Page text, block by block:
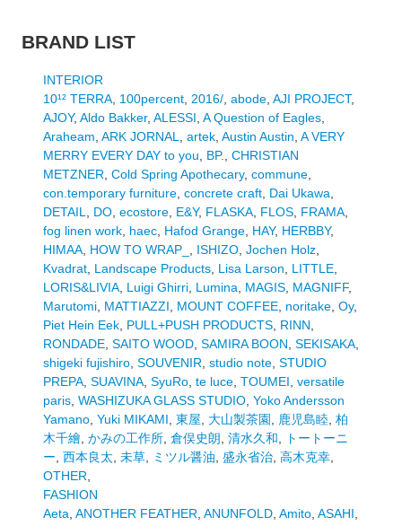
BRAND LIST
INTERIOR
10¹² TERRA, 100percent, 2016/, abode, AJI PROJECT,
AJOY, Aldo Bakker, ALESSI A Question of Eagles,
Araheam ARK JORNAL artek, Austin Austin A VERY
MERRY EVERY DAY to you
BP.
CHRISTIAN
METZNER Cold Spring Apothecary, commune,
con.temporary furniture, concrete craft, Dai Ukawa
DETAIL
DO, ecostore, E&Y, FLASKA, FLOS, FRAMA,
fog linen work, haec, Hafod Grange, HAY, HERBBY,
HIMAA, HOW TO WRAP_ ISHIZO, Jochen Holz,
Kvadrat, Landscape Products, Lisa Larson LITTLE,
LORIS&LIVIA, Luigi Ghirri, Lumina MAGIS, MAGNIFF,
Marutomi, MATTIAZZI MOUNT COFFEE, noritake, Oy,
Piet Hein Eek, PULL+PUSH PRODUCTS, RINN
RONDADE, SAITO WOOD, SAMIRA BOON SEKISAKA,
shigeki fujishiro, SOUVENIR studio note, STUDIO
PREPA, SUAVINA, SyuRo, te luce, TOUMEI versatile
paris, WASHIZUKA GLASS STUDIO, Yoko Andersson
Yamano, Yuki MIKAMI 東屋 大山製茶園 鹿児島睦, 柏
木千繪, かみの工作所, 倉俣史朗 清水久和
トートーニ
ー 西本良太 未草, ミツル醤油 盛永省治, 高木克幸,
OTHER
FASHION
Aeta ANOTHER FEATHER ANUNFOLD, Amito, ASAHI